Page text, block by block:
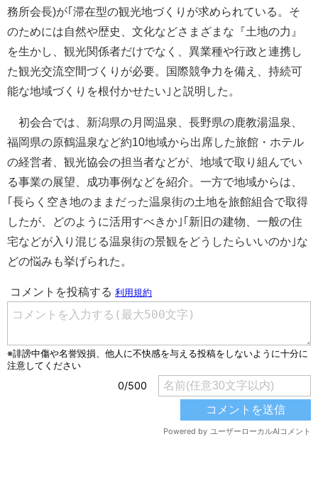
務所会長)が｢滞在型の観光地づくりが求められている。そ
のためには自然や歴史、文化などさまざまな『土地の力』
を生かし、観光関係者だけでなく、異業種や行政と連携し
た観光交流空間づくりが必要。国際競争力を備え、持続可
能な地域づくりを根付かせたい｣と説明した。
初会合では、新潟県の月岡温泉、長野県の鹿教湯温泉、
福岡県の原鶴温泉など約10地域から出席した旅館・ホテル
の経営者、観光協会の担当者などが、地域で取り組んでい
る事業の展望、成功事例などを紹介。一方で地域からは、
｢長らく空き地のままだった温泉街の土地を旅館組合で取得
したが、どのように活用すべきか｣｢新旧の建物、一般の住
宅などが入り混じる温泉街の景観をどうしたらいいのか｣な
どの悩みも挙げられた。